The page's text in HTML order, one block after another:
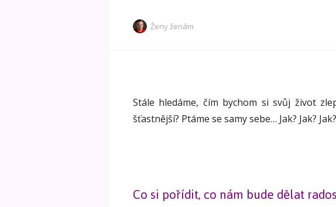
Ženy ženám
Stále hledáme, čím bychom si svůj život
šťastnější? Ptáme se samy sebe… Jak? Jak?
Co si pořídit, co nám bude dělat